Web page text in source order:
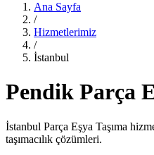
Ana Sayfa
/
Hizmetlerimiz
/
İstanbul
Pendik Parça
İstanbul Parça Eşya Taşıma
taşımacılık çözümleri.